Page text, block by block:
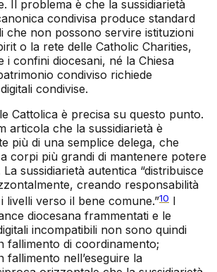
Il problema è che la sussidiarietà
condivisa produce standard
che non possono servire istituzioni
o la rete delle Catholic Charities,
confini diocesani, né la Chiesa
condiviso richiede
condivise.
Cattolica è precisa su questo punto.
articola che la sussidiarietà è
più di una semplice delega, che
corpi più grandi di mantenere potere
sussidiarietà autentica “distribuisce
creando responsabilità
livelli verso il bene comune.”10 I
diocesana frammentati e le
incompatibili non sono quindi
fallimento di coordinamento;
nell’eseguire la